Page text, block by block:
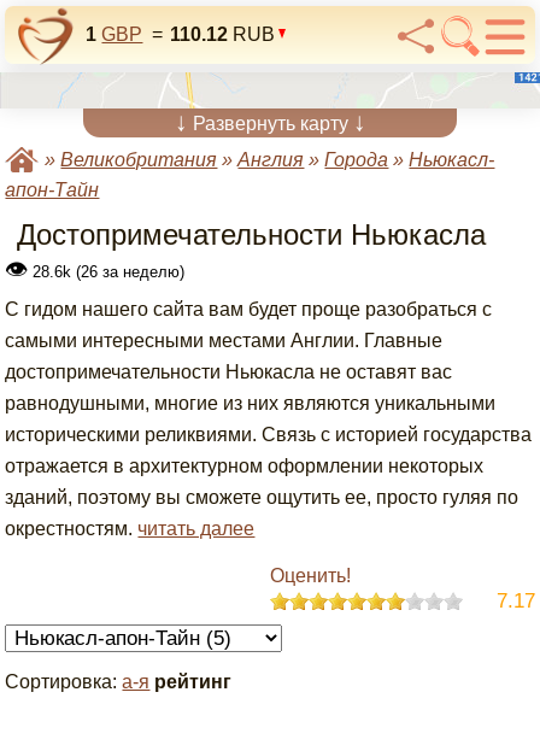
1 GBP = 110.12 RUB
↓ Развернуть карту ↓
»Великобритания »Англия »Города »Ньюкасл-
апон-Тайн
Достопримечательности Ньюкасла
👁 28.6k (26 за неделю)
С гидом нашего сайта вам будет проще разобраться с
самыми интересными местами Англии. Главные
достопримечательности Ньюкасла не оставят вас
равнодушными, многие из них являются уникальными
историческими реликвиями. Связь с историей государства
отражается в архитектурном оформлении некоторых
зданий, поэтому вы сможете ощутить ее, просто гуляя по
окрестностям. читать далее
Оценить!
7.17
Сортировка:а-я рейтинг